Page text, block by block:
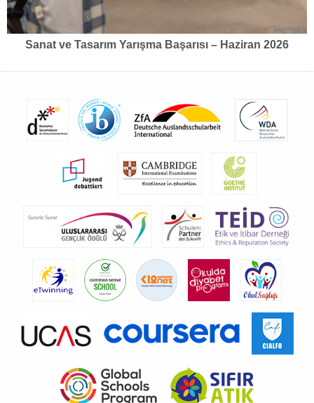
Sanat ve Tasarım Yarışma Başarısı – Haziran 2026